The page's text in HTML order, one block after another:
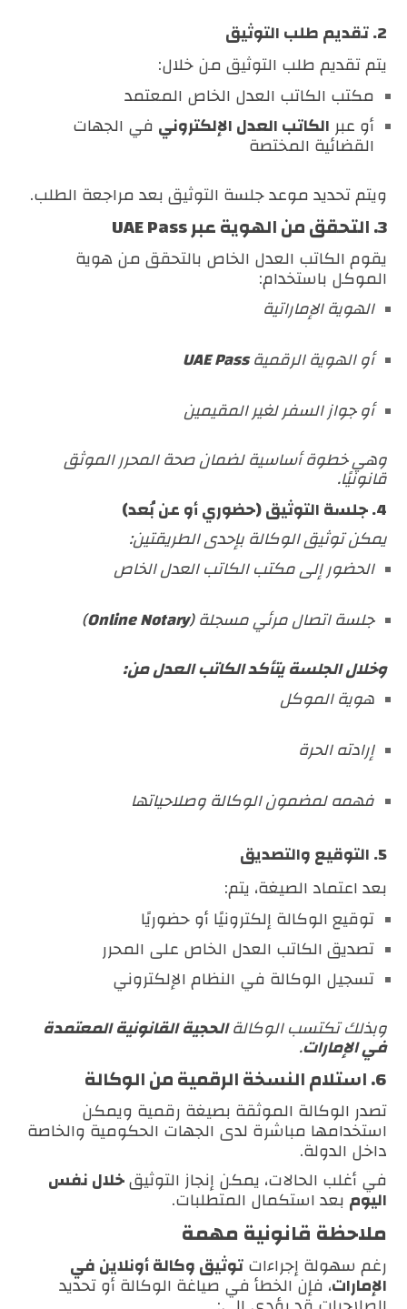
2. تقديم طلب التوثيق
يتم تقديم طلب التوثيق من خلال:
مكتب الكاتب العدل الخاص المعتمد
أو عبر الكاتب العدل الإلكتروني في الجهات
القضائية المختصة
ويتم تحديد موعد جلسة التوثيق بعد مراجعة الطلب.
3. التحقق من الهوية عبر UAE Pass
يقوم الكاتب العدل الخاص بالتحقق من هوية
الموكل باستخدام:
الهوية الإماراتية
أو الهوية الرقميةUAE Pass
أو جواز السفر لغير المقيمين
وهي خطوة أساسية لضمان صحة المحرر الموثق
قانونيًا.
4. جلسة التوثيق (حضوري أو عن بُعد)
يمكن توثيق الوكالة بإحدى الطريقتين:
الحضور إلى مكتب الكاتب العدل الخاص
جلسة اتصال مرئي مسجلة (
OnlineNotary
)
وخلال الجلسة يتأكد الكاتب العدل من:
هوية الموكل
إرادته الحرة
فهمه لمضمون الوكالة وصلاحياتها
5. التوقيع والتصديق
بعد اعتماد الصيغة، يتم:
توقيع الوكالة إلكترونيًا أو حضوريًا
تصديق الكاتب العدل الخاص على المحرر
تسجيل الوكالة في النظام الإلكتروني
وبذلك تكتسب الوكالةالحجية القانونية المعتمدة
في الإمارات.
6. استلام النسخة الرقمية من الوكالة
تصدر الوكالة الموثقة بصيغة رقمية ويمكن
استخدامها مباشرة لدى الجهات الحكومية والخاصة
داخل الدولة.
في أغلب الحالات، يمكن إنجاز التوثيقخلال نفس
اليوم بعد استكمال المتطلبات.
ملاحظة قانونية مهمة
رغم سهولة إجراءاتتوثيق وكالة أونلاين في
الإمارات، فإن الخطأ في صياغة الوكالة أو تحديد